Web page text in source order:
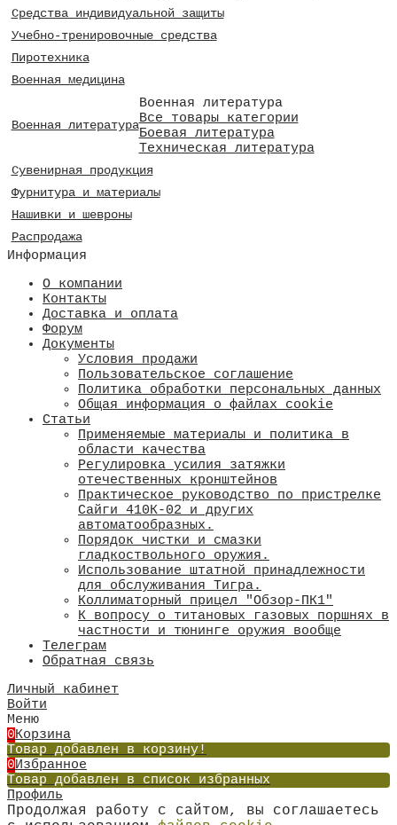
Средства индивидуальной защиты
Учебно-тренировочные средства
Пиротехника
Военная медицина
Военная литература
Военная литература
Все товары категории
Боевая литература
Техническая литература
Сувенирная продукция
Фурнитура и материалы
Нашивки и шевроны
Распродажа
Информация
О компании
Контакты
Доставка и оплата
Форум
Документы
Условия продажи
Пользовательское соглашение
Политика обработки персональных данных
Общая информация о файлах cookie
Статьи
Применяемые материалы и политика в
области качества
​Регулировка усилия затяжки
отечественных кронштейнов
Практическое руководство по пристрелке
Сайги 410К-02 и других
автоматообразных.
Порядок чистки и смазки
гладкоствольного оружия.
Использование штатной принадлежности
для обслуживания Тигра.
Коллиматорный прицел "Обзор-ПК1"
К вопросу о титановых газовых поршнях в
частности и тюнинге оружия вообще
Телеграм
Обратная связь
Личный кабинет
Войти
Меню
0Корзина
Товар добавлен в корзину!
0Избранное
Товар добавлен в список избранных
Профиль
Продолжая работу с сайтом, вы соглашаетесь